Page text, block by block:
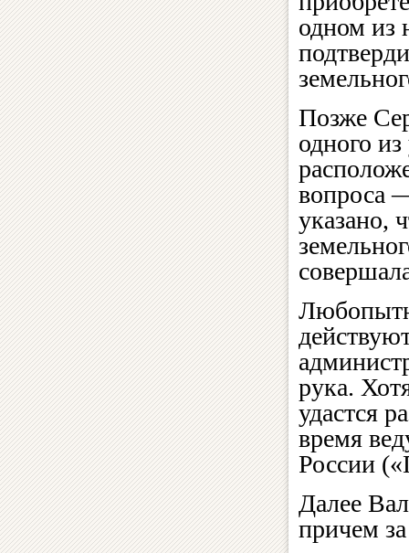
одном из
Позже
одного
вопроса
указано,
рука.
удастся
время
России
Далее
причем